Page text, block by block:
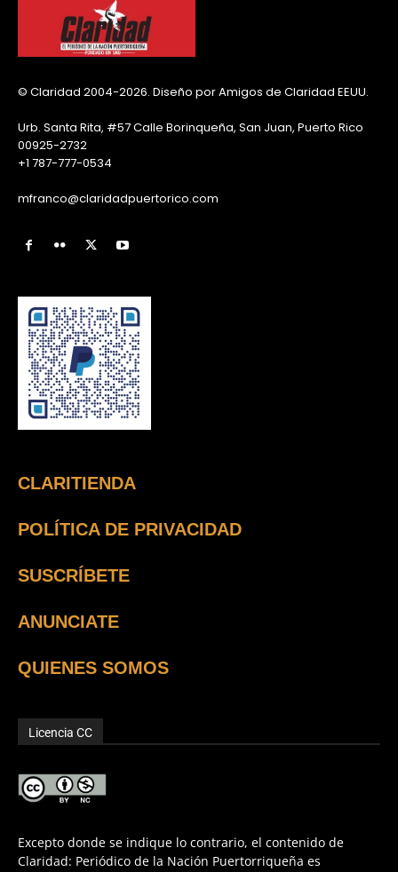
© Claridad 2004-2026. Diseño por Amigos de Claridad EEUU.
Urb. Santa Rita, #57 Calle Borinqueña, San Juan, Puerto Rico
00925-2732
+1 787-777-0534
mfranco@claridadpuertorico.com
CLARITIENDA
POLÍTICA DE PRIVACIDAD
SUSCRÍBETE
ANUNCIATE
QUIENES SOMOS
Licencia CC
Excepto donde se indique lo contrario, el contenido de
Claridad: Periódico de la Nación Puertorriqueña es